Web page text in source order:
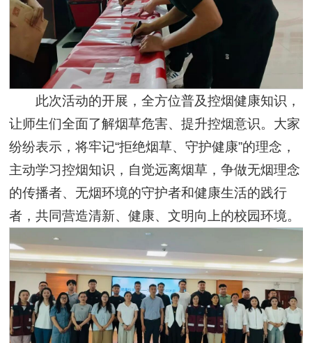
此次活动的开展，全方位普及控烟健康知识，
让师生们全面了解烟草危害、提升控烟意识。大家
纷纷表示，将牢记“拒绝烟草、守护健康”的理念，
主动学习控烟知识，自觉远离烟草，争做无烟理念
的传播者、无烟环境的守护者和健康生活的践行
者，共同营造清新、健康、文明向上的校园环境。